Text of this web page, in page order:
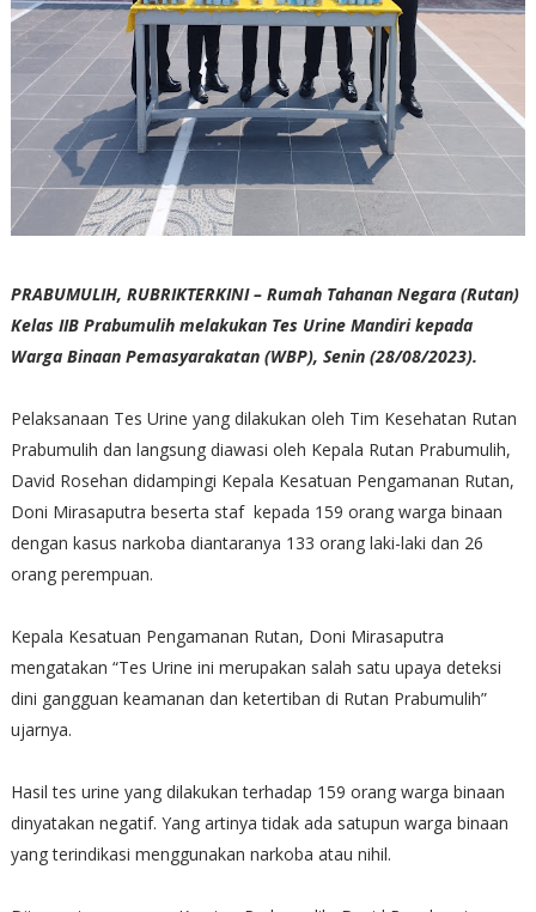
PRABUMULIH, RUBRIKTERKINI – Rumah Tahanan Negara (Rutan)
Kelas IIB Prabumulih melakukan Tes Urine Mandiri kepada
Warga Binaan Pemasyarakatan (WBP), Senin (28/08/2023).
Pelaksanaan Tes Urine yang dilakukan oleh Tim Kesehatan Rutan
Prabumulih dan langsung diawasi oleh Kepala Rutan Prabumulih,
David Rosehan didampingi Kepala Kesatuan Pengamanan Rutan,
Doni Mirasaputra beserta staf kepada 159 orang warga binaan
dengan kasus narkoba diantaranya 133 orang laki-laki dan 26
orang perempuan.
Kepala Kesatuan Pengamanan Rutan, Doni Mirasaputra
mengatakan “Tes Urine ini merupakan salah satu upaya deteksi
dini gangguan keamanan dan ketertiban di Rutan Prabumulih”
ujarnya.
Hasil tes urine yang dilakukan terhadap 159 orang warga binaan
dinyatakan negatif. Yang artinya tidak ada satupun warga binaan
yang terindikasi menggunakan narkoba atau nihil.